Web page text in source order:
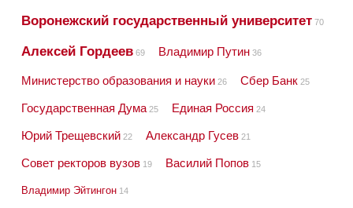
Воронежский государственный университет 70
Алексей Гордеев 69 Владимир Путин 36
Министерство образования и науки 26 Сбер Банк 25
Государственная Дума 25 Единая Россия 24
Юрий Трещевский 22 Александр Гусев 21
Совет ректоров вузов 19 Василий Попов 15
Владимир Эйтингон 14